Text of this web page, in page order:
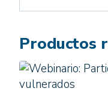
Productos